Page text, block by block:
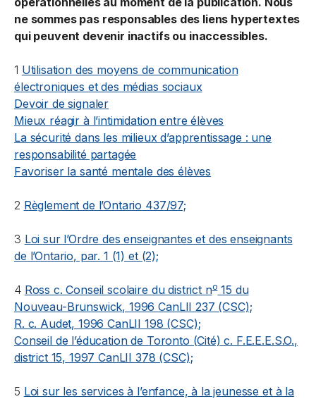
ne sommes pas responsables des liens hypertextes
qui peuvent devenir inactifs ou inaccessibles.
1 Utilisation des moyens de communication
électroniques et des médias sociaux
Devoir de signaler
Mieux réagir à l’intimidation entre élèves
La sécurité dans les milieux d’apprentissage : une
responsabilité partagée
Favoriser la santé mentale des élèves
2 Règlement de l’Ontario 437/97;
3 Loi sur l’Ordre des enseignantes et des enseignants
de l’Ontario, par. 1 (1) et (2);
4 Ross c. Conseil scolaire du district no15 du
Nouveau-Brunswick, 1996 CanLII 237 (CSC);
R. c. Audet, 1996 CanLII 198 (CSC);
Conseil de l’éducation de Toronto (Cité) c. F.E.E.E.S.O.,
district 15, 1997 CanLII 378 (CSC);
5 Loi sur les services à l’enfance, à la jeunesse et à la